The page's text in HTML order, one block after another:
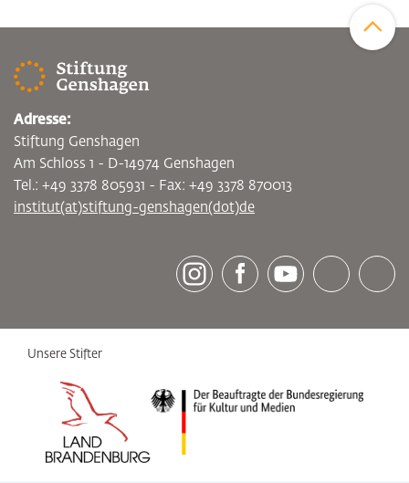
[socialLinksTitle]
Adresse:
Stiftung Genshagen
Am Schloss 1 - D-14974 Genshagen
Tel.: +49 3378 805931 - Fax: +49 3378 870013
institut(at)stiftung-genshagen(dot)de
Unsere Stifter